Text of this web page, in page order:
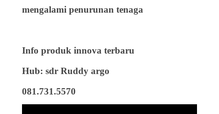
mengalami penurunan tenaga
Info produk innova terbaru
Hub: sdr Ruddy argo
081.731.5570